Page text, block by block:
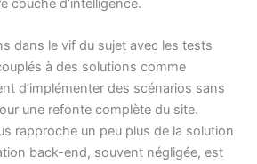
couche d’intelligence.
dans le vif du sujet avec les tests
à des solutions comme
d’implémenter des scénarios sans
une refonte complète du site.
rapproche un peu plus de la solution
back-end, souvent négligée, est